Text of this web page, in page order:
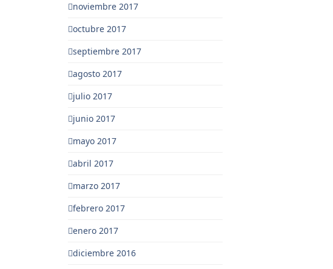
noviembre 2017
octubre 2017
septiembre 2017
agosto 2017
julio 2017
junio 2017
mayo 2017
abril 2017
marzo 2017
febrero 2017
enero 2017
diciembre 2016